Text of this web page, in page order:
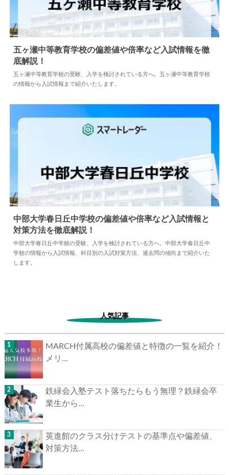
中学情報 2024.04.18
五ヶ瀬中等教育学校の偏差値や倍率など入試情報を徹
底解説！
五ヶ瀬中等教育学校の受験、入学を検討されている方へ。五ヶ瀬中等教育学校
の情報から入試情報まで紹介いたします。
中学情報 2024.04.02
中部大学春日丘中学校の偏差値や倍率など入試情報と
対策方法を徹底解説！
中部大学春日丘中学校の受験、入学を検討されている方へ。中部大学春日丘中
学校の情報から入試情報、科目別の入試対策方法、過去問の傾向まで紹介いた
します。
人気記事
MARCH付属高校の偏差値と特徴の一覧を紹介！
メリ...
鉄緑会入塾テスト落ちたらもう無理？鉄緑会卒
業生から...
英進館のクラス分けテストの基準点や偏差値、
対策方法...